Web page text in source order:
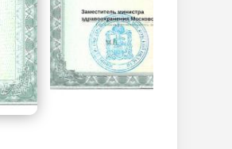
С контрастом